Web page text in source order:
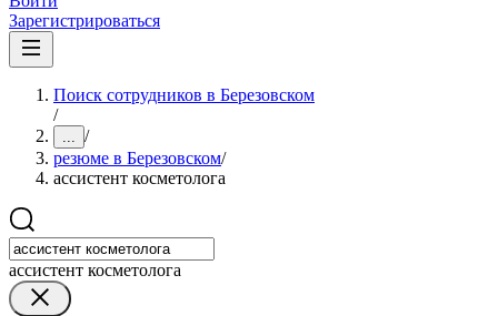
Зарегистрироваться
Поиск сотрудников в Березовском
/
... /
резюме в Березовском/
ассистент косметолога
ассистент косметолога